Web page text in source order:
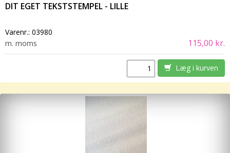
DIT EGET TEKSTSTEMPEL - LILLE
Varenr.: 03980
m. moms
115,00 kr.
Læg i kurven